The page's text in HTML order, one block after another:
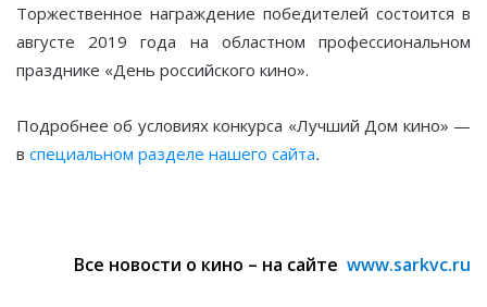
Торжественное награждение победителей состоится в
августе 2019 года на областном профессиональном
празднике «День российского кино».
Подробнее об условиях конкурса «Лучший Дом кино» —
в специальном разделе нашего сайта.
Все новости о кино – на сайте www.sarkvc.ru